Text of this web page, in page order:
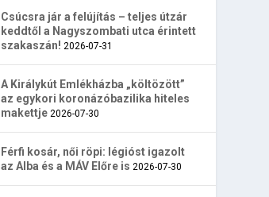
Csúcsra jár a felújítás – teljes útzár
keddtől a Nagyszombati utca érintett
szakaszán! 2026-07-31
A Királykút Emlékházba „költözött”
az egykori koronázóbazilika hiteles
makettje 2026-07-30
Férfi kosár, női röpi: légióst igazolt
az Alba és a MÁV Előre is 2026-07-30